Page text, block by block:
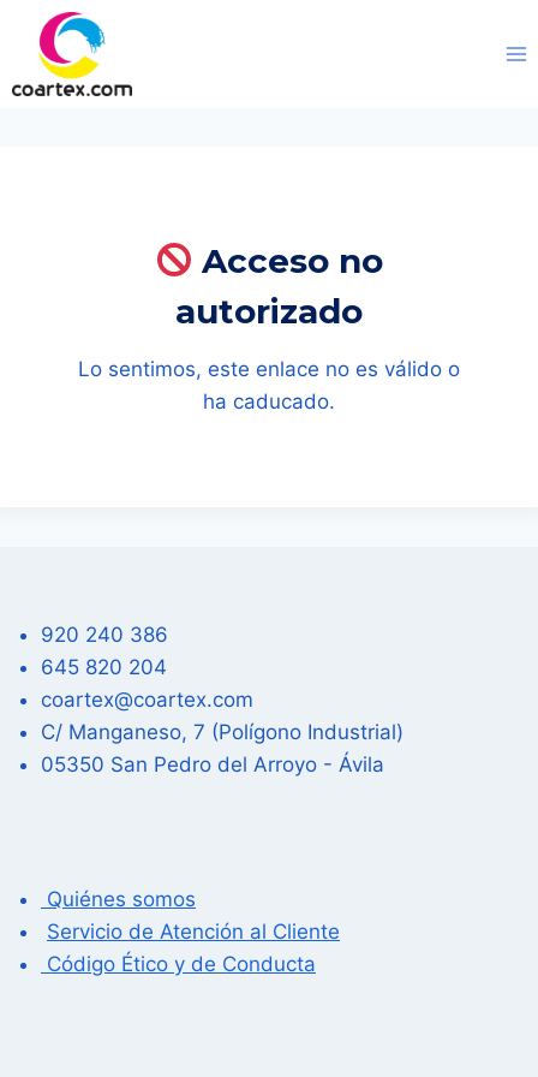
Saltar
contenido
Acceso no
autorizado
Lo sentimos, este enlace no es válido o
ha caducado.
920 240 386
645 820 204
coartex@coartex.com
C/ Manganeso, 7 (Polígono Industrial)
05350 San Pedro del Arroyo - Ávila
Quiénes somos
Servicio de Atención al Cliente
Código Ético y de Conducta